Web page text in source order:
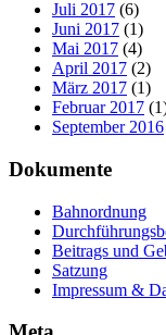
Juli 2017 (6)
Juni 2017 (1)
Mai 2017 (4)
April 2017 (2)
März 2017 (1)
Februar 2017
September 2016
Dokumente
Bahnordnung
Beitrags und
Satzung
Impressum &